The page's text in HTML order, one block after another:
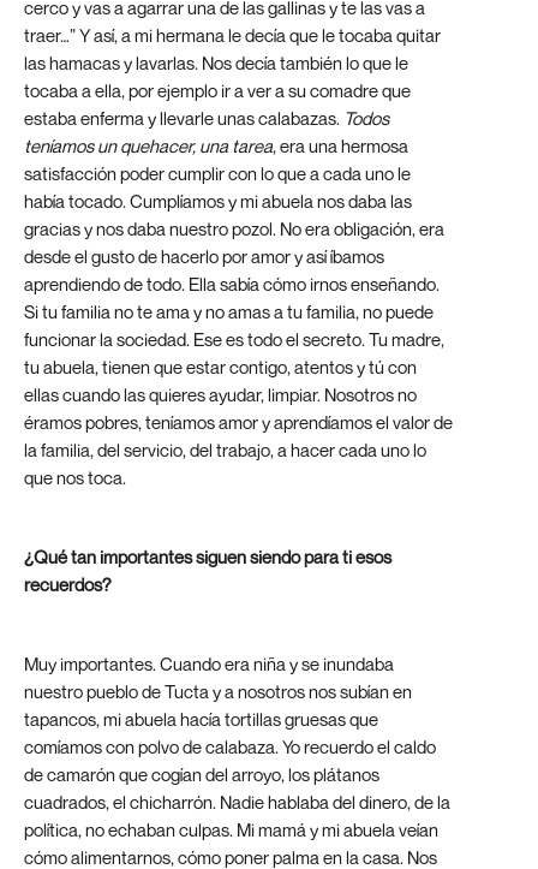
cerco y vas a agarrar una de las gallinas y te las vas a
traer…” Y así, a mi hermana le decía que le tocaba quitar
las hamacas y lavarlas. Nos decía también lo que le
tocaba a ella, por ejemplo ir a ver a su comadre que
estaba enferma y llevarle unas calabazas. Todos
teníamos un quehacer, una tarea, era una hermosa
satisfacción poder cumplir con lo que a cada uno le
había tocado. Cumplíamos y mi abuela nos daba las
gracias y nos daba nuestro pozol. No era obligación, era
desde el gusto de hacerlo por amor y así íbamos
aprendiendo de todo. Ella sabía cómo irnos enseñando.
Si tu familia no te ama y no amas a tu familia, no puede
funcionar la sociedad. Ese es todo el secreto. Tu madre,
tu abuela, tienen que estar contigo, atentos y tú con
ellas cuando las quieres ayudar, limpiar. Nosotros no
éramos pobres, teníamos amor y aprendíamos el valor de
la familia, del servicio, del trabajo, a hacer cada uno lo
que nos toca.
¿Qué tan importantes siguen siendo para ti esos
recuerdos?
Muy importantes. Cuando era niña y se inundaba
nuestro pueblo de Tucta y a nosotros nos subían en
tapancos, mi abuela hacía tortillas gruesas que
comíamos con polvo de calabaza. Yo recuerdo el caldo
de camarón que cogían del arroyo, los plátanos
cuadrados, el chicharrón. Nadie hablaba del dinero, de la
política, no echaban culpas. Mi mamá y mi abuela veían
cómo alimentarnos, cómo poner palma en la casa. Nos